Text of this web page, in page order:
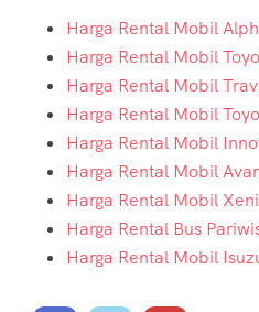
Harga Rental Mobil
Harga Rental Mobil
Harga Rental Mobil
Harga Rental Mobil
Harga Rental Mobil
Harga Rental Mobil
Harga Rental Mobil
Harga Rental Bus
Harga Rental Mobil